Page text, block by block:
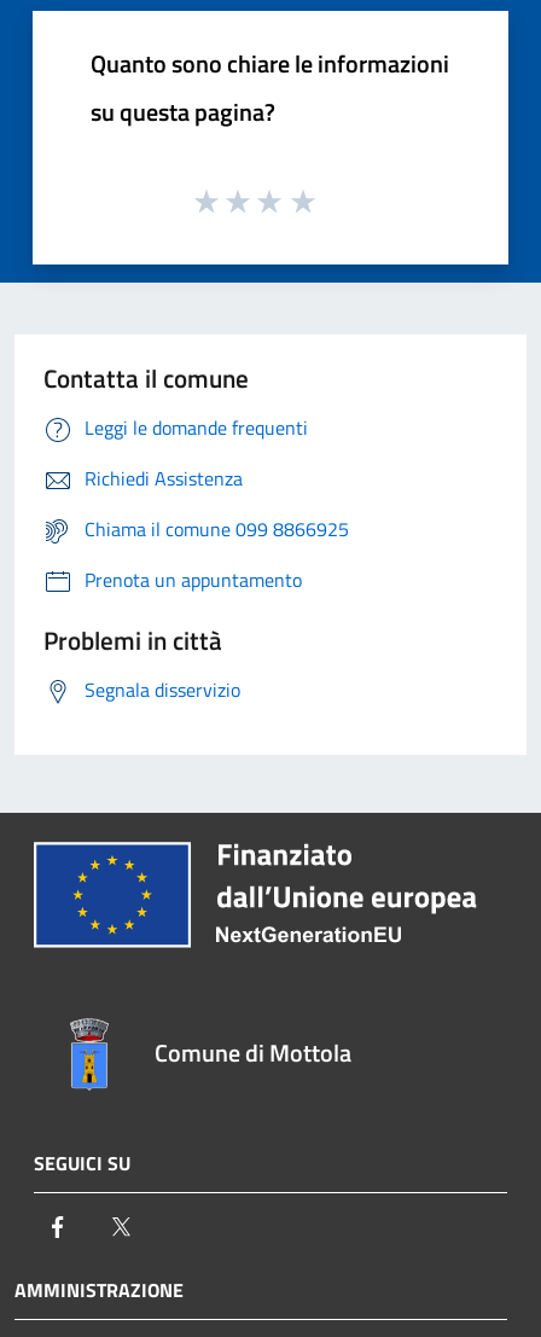
Quanto sono chiare le informazioni
su questa pagina?
Contatta il comune
Leggi le domande frequenti
Richiedi Assistenza
Chiama il comune 099 8866925
Prenota un appuntamento
Problemi in città
Segnala disservizio
Comune di Mottola
SEGUICI SU
Facebook
AMMINISTRAZIONE